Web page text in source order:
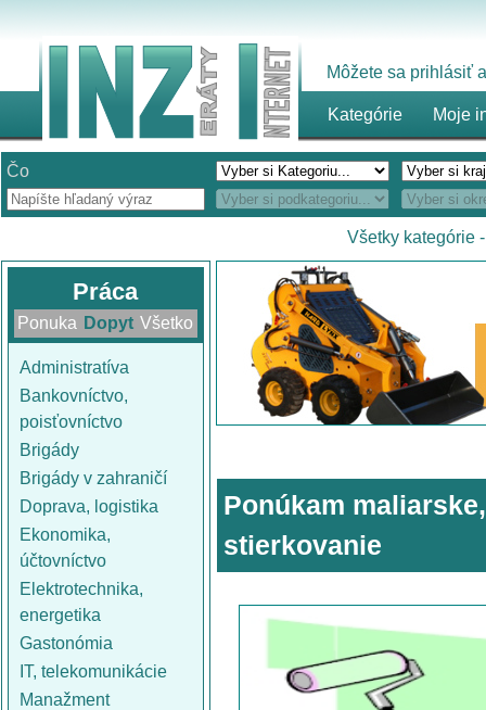
Môžete sa prihlásiť
Kategórie Moje
Čo
Všetky kategórie
Práca
Ponuka Dopyt Všetko
Administratíva
Bankovníctvo,
poisťovníctvo
Brigády
Brigády v zahraničí
Doprava, logistika
Ekonomika,
účtovníctvo
Elektrotechnika,
energetika
Gastonómia
IT, telekomunikácie
Manažment
Ponúkam
stierkovanie